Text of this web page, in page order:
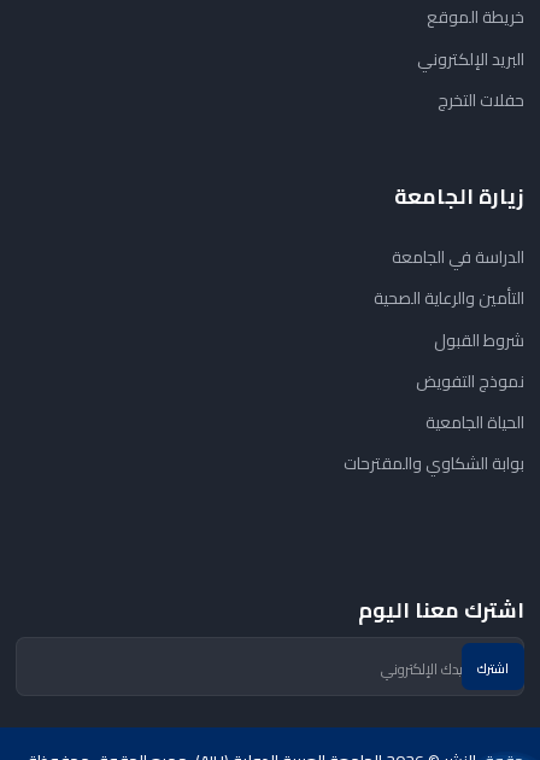
خريطة الموقع
البريد الإلكتروني
حفلات التخرج
زيارة الجامعة
الدراسة في الجامعة
التأمين والرعاية الصحية
شروط القبول
نموذج التفويض
الحياة الجامعية
بوابة الشكاوي والمقترحات
اشترك معنا اليوم